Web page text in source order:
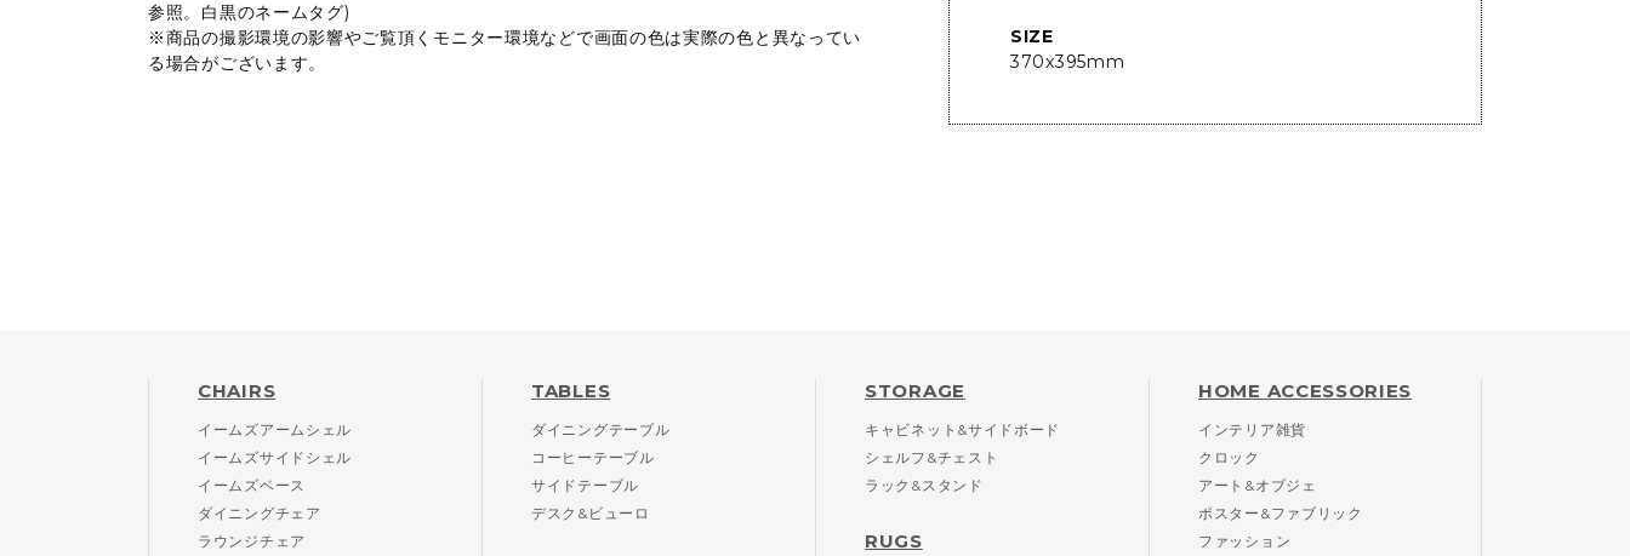
SIZE
370x395mm
参照。白黒のネームタグ)
※商品の撮影環境の影響やご覧頂くモニター環境などで画面の色は実際の色と異なってい
る場合がございます。
CHAIRS
イームズアームシェル
イームズサイドシェル
イームズベース
ダイニングチェア
ラウンジチェア
TABLES
ダイニングテーブル
コーヒーテーブル
サイドテーブル
デスク&ビューロ
STORAGE
キャビネット&サイドボード
シェルフ&チェスト
ラック&スタンド
RUGS
HOME ACCESSORIES
インテリア雑貨
クロック
アート&オブジェ
ポスター&ファブリック
ファッション